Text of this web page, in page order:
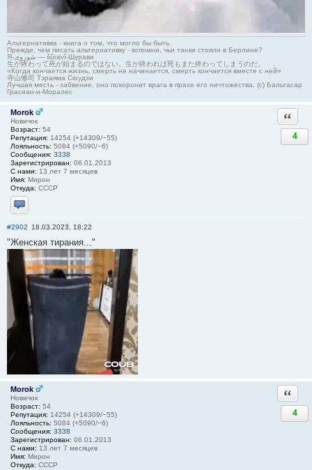
Альтернативка - книга о том, что могло бы быть.
Прежде, чем писать альтернативку - вспомни, чьи танки стояли в Берлине?
Я-شوروی — šûravî-Шурави
生が終わって死が始まるのではない。生が終われば死もまた終わってしまうのだ。
«Когда кончается жизнь, смерть не начинается, смерть кончается вместе с ней»
寺山修司 Тэраяма Сюудзи
Лучшая месть - забвение, оно похоронит врага в прахе его ничтожества. (с) Бальтасар
Грасиан-и-Моралес
Morok
Новичок
Возраст: 54
Репутация: 14254 (+14309/−55)
Лояльность: 5084 (+5090/−6)
Сообщения: 3338
Зарегистрирован: 06.01.2013
С нами: 13 лет 7 месяцев
Имя: Мирон
Откуда: СССР
Отправить личное сообщение
4
#2902 18.03.2023, 18:22
"Женская тирания..."
Morok
Новичок
Возраст: 54
Репутация: 14254 (+14309/−55)
Лояльность: 5084 (+5090/−6)
Сообщения: 3338
Зарегистрирован: 06.01.2013
С нами: 13 лет 7 месяцев
Имя: Мирон
Откуда: СССР
4